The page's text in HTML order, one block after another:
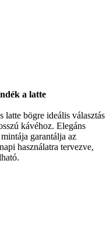
a latte
latte bögre ideális választás
kávéhoz. Elegáns
garantálja az
használatra tervezve,